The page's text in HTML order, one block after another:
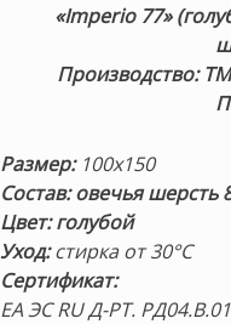
«Imperio 77»
Производство:
Размер:100х150
Состав: овечья шерсть
Цвет: голубой
Уход:стирка от 30°С
Сертификат:
ЕА ЭС RU Д-РТ.